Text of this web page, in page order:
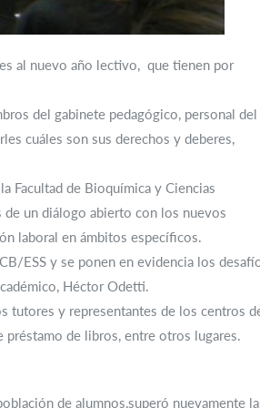
al nuevo año lectivo, que tienen por
del gabinete pedagógico, personal del
cuáles son sus derechos y deberes,
Facultad de Bioquímica y Ciencias
de un diálogo abierto con los nuevos
laboral en ámbitos específicos.
ESS y se ponen en evidencia los
Héctor Odetti.
tutores y representantes de los centros
préstamo de libros, entre otros lugares.
de alumnos,superó nuevamente